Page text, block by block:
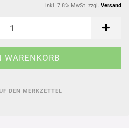
inkl. 7.8% MwSt. zzgl. Versand
DEN MERKZETTEL